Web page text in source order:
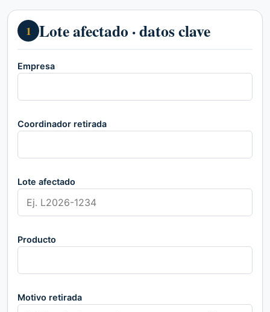
1 Lote afectado · datos clave
Empresa
Coordinador retirada
Lote afectado
Producto
Motivo retirada